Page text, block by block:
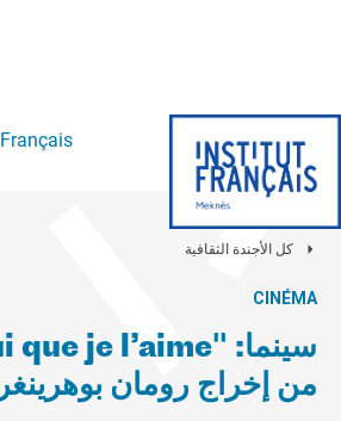
Français
كل الأجندة الثقافية
CINÉMA
من إخراج رومان بوهرينغر